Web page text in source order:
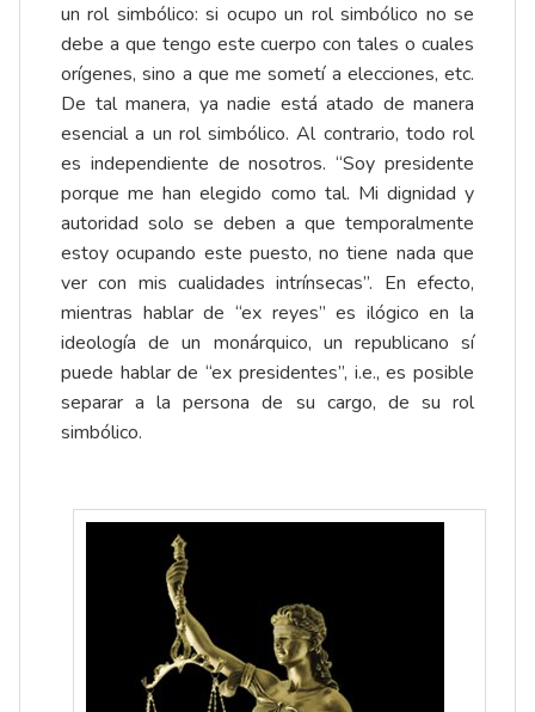
un rol simbólico: si ocupo un rol simbólico no se
debe a que tengo este cuerpo con tales o cuales
orígenes, sino a que me sometí a elecciones, etc.
De tal manera, ya nadie está atado de manera
esencial a un rol simbólico. Al contrario, todo rol
es independiente de nosotros. “Soy presidente
porque me han elegido como tal. Mi dignidad y
autoridad solo se deben a que temporalmente
estoy ocupando este puesto, no tiene nada que
ver con mis cualidades intrínsecas”. En efecto,
mientras hablar de “ex reyes” es ilógico en la
ideología de un monárquico, un republicano sí
puede hablar de “ex presidentes”, i.e., es posible
separar a la persona de su cargo, de su rol
simbólico.